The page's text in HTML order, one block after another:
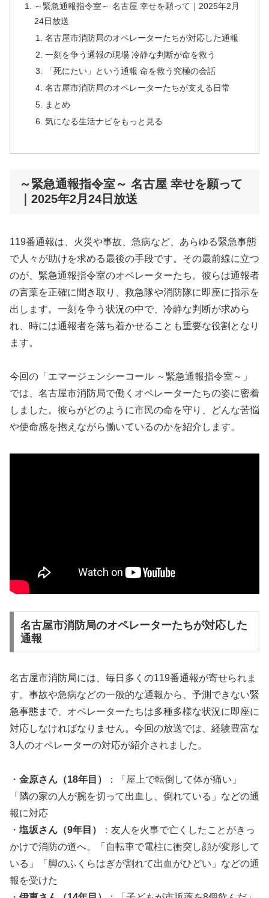
～緊急通報指令室～ 名古屋 幸せを願って｜2025年2月
24日放送
名古屋市消防局のオペレーターたちが対応した通報
一刻を争う通報の現場 冷静な判断が命を救う
「死にたい」という通報 命を救う究極の会話
名古屋市消防局のオペレーターたちが支える日常
まとめ
気になる生活ナビをもっと見る
～緊急通報指令室～ 名古屋 幸せを願って
｜2025年2月24日放送
119番通報は、火災や事故、急病など、あらゆる緊急事態
で人々が助けを求める最後の手段です。その最前線に立つ
のが、緊急通報指令室のオペレーターたち。彼らは通報者
の言葉を正確に聞き取り、救急隊や消防隊に即座に指示を
出します。一刻を争う状況の中で、冷静な判断が求めら
れ、時には通報者を落ち着かせることも重要な役割となり
ます。
今回の「エマージェンシーコール ～緊急通報指令室～」
では、名古屋市消防局で働くオペレーターたちの姿に密着
しました。彼らがどのように市民の命を守り、どんな苦悩
や使命感を抱えながら働いているのかを紹介します。
名古屋市消防局のオペレーターたちが対応した
通報
名古屋市消防局には、毎日多くの119番通報が寄せられま
す。事故や急病などの一般的な通報から、予測できない緊
急事態まで、オペレーターたちは多種多様な状況に即座に
対応しなければなりません。今回の放送では、経験豊富な
3人のオペレーターの対応が紹介されました。
・ 金原さん（18年目）
：「屋上で転倒して体が痛い」
「隣の家の人が腕を切って出血し、倒れている」などの通
報に対応
・ 塩坂さん（9年目）
：友人を火事で亡くしたことがきっ
かけで消防の道へ。「自転車で電柱に衝突し顔が変形して
いる」「脚のふくらはぎが割れて出血がひどい」などの通
報を受けた